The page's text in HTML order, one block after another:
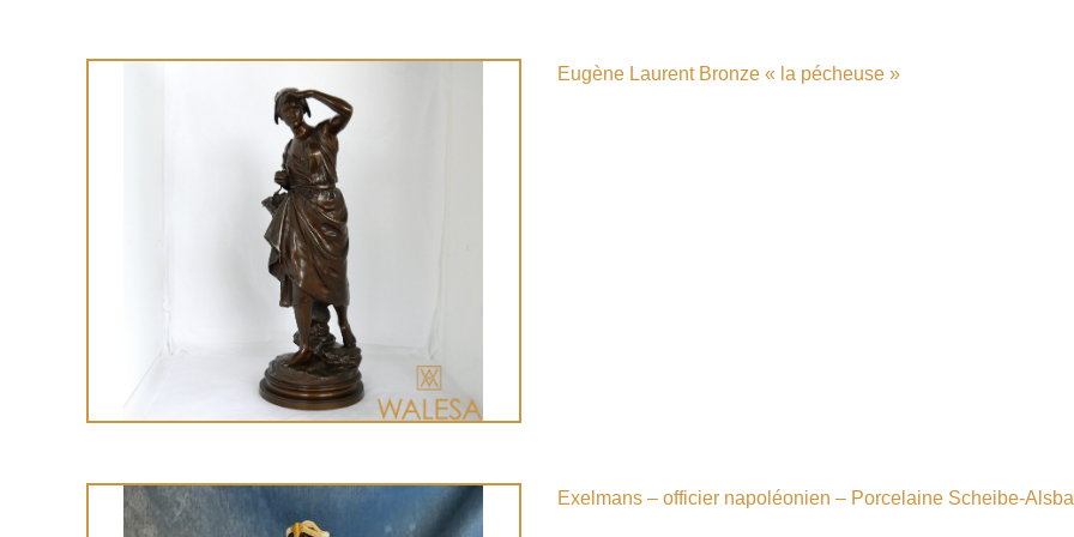
Eugène Laurent Bronze « la pécheuse »
Exelmans – officier napoléonien – Porcelaine Scheibe-